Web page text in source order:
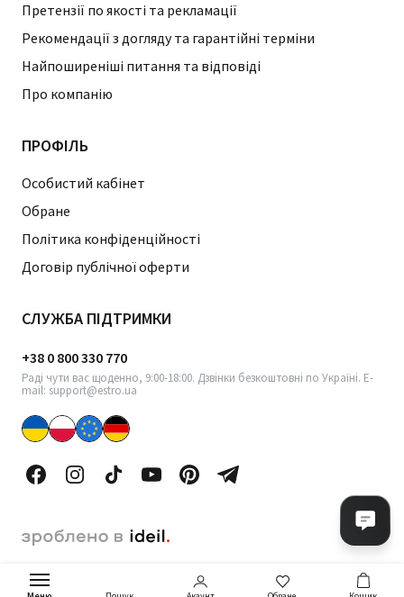
Претензії по якості та рекламації
Рекомендації з догляду та гарантійні терміни
Найпоширеніші питання та відповіді
Про компанію
ПРОФІЛЬ
Особистий кабінет
Обране
Політика конфіденційності
Договір публічної оферти
СЛУЖБА ПІДТРИМКИ
+38 0 800 330 770
Раді чути вас щоденно, 9:00-18:00. Дзвінки безкоштовні по Україні. E-
mail: support@estro.ua